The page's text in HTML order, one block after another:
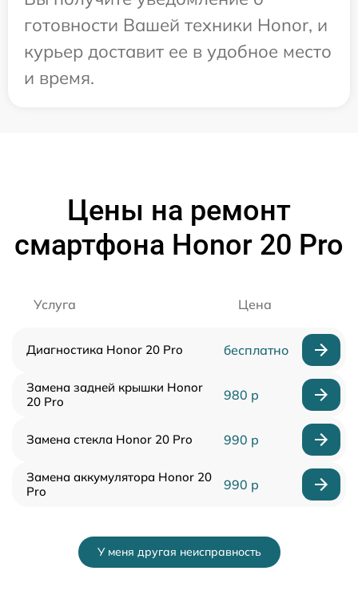
готовности Вашей техники Honor, и
курьер доставит ее в удобное место
и время.
Цены на ремонт
смартфона Honor 20 Pro
Услуга Цена
Диагностика Honor 20 Pro бесплатно
Замена задней крышки Honor
20 Pro
980 р
Замена стекла Honor 20 Pro 990 р
Замена аккумулятора Honor 20
Pro
990 р
У меня другая неисправность